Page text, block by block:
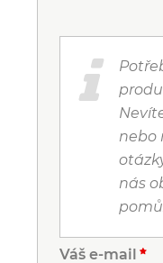
nebo
nás
Váš e-mail